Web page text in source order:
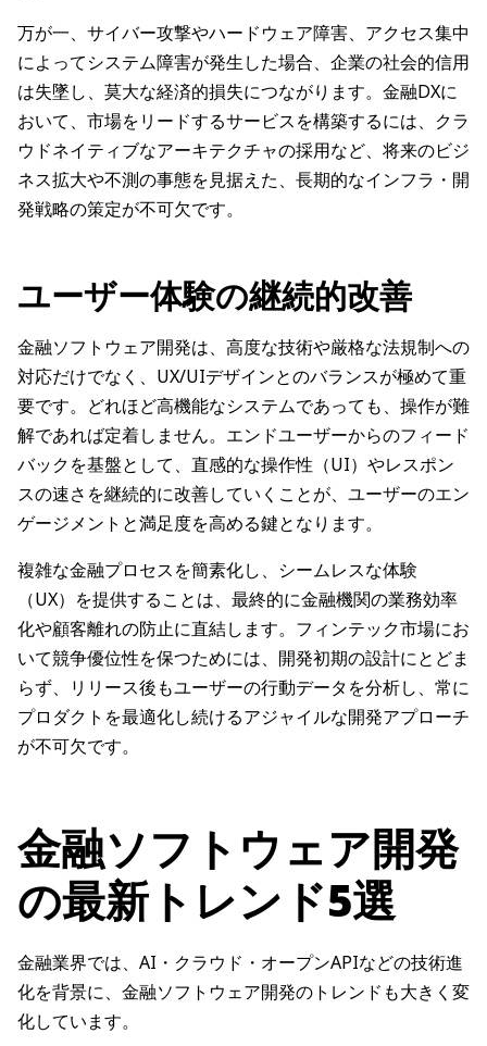
万が一、サイバー攻撃やハードウェア障害、アクセス集中
によってシステム障害が発生した場合、企業の社会的信用
は失墜し、莫大な経済的損失につながります。金融DXに
おいて、市場をリードするサービスを構築するには、クラ
ウドネイティブなアーキテクチャの採用など、将来のビジ
ネス拡大や不測の事態を見据えた、長期的なインフラ・開
発戦略の策定が不可欠です。
ユーザー体験の継続的改善
金融ソフトウェア開発は、高度な技術や厳格な法規制への
対応だけでなく、UX/UIデザインとのバランスが極めて重
要です。どれほど高機能なシステムであっても、操作が難
解であれば定着しません。エンドユーザーからのフィード
バックを基盤として、直感的な操作性（UI）やレスポン
スの速さを継続的に改善していくことが、ユーザーのエン
ゲージメントと満足度を高める鍵となります。
複雑な金融プロセスを簡素化し、シームレスな体験
（UX）を提供することは、最終的に金融機関の業務効率
化や顧客離れの防止に直結します。フィンテック市場にお
いて競争優位性を保つためには、開発初期の設計にとどま
らず、リリース後もユーザーの行動データを分析し、常に
プロダクトを最適化し続けるアジャイルな開発アプローチ
が不可欠です。
金融ソフトウェア開発
の最新トレンド5選
金融業界では、AI・クラウド・オープンAPIなどの技術進
化を背景に、金融ソフトウェア開発のトレンドも大きく変
化しています。